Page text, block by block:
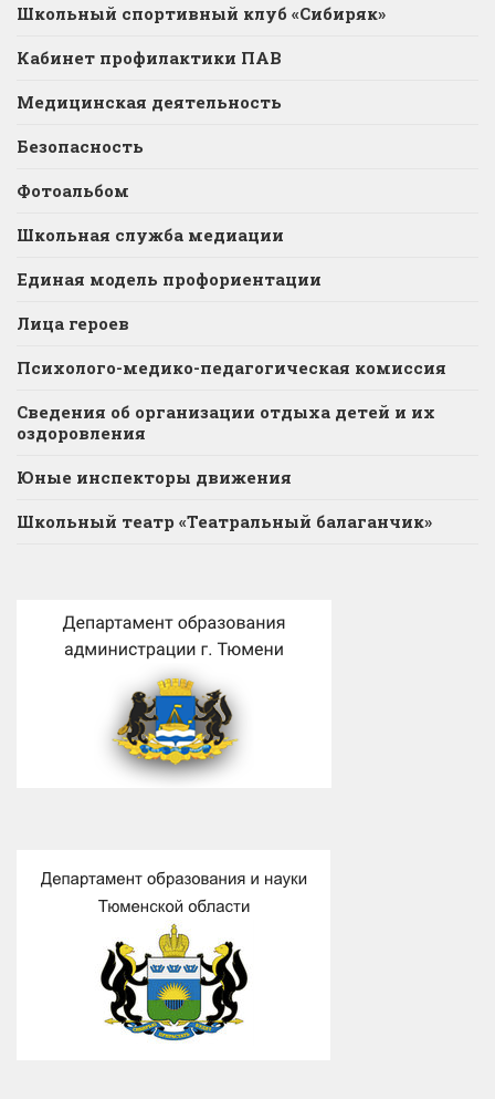
Школьный спортивный клуб «Сибиряк»
Кабинет профилактики ПАВ
Медицинская деятельность
Безопасность
Фотоальбом
Школьная служба медиации
Единая модель профориентации
Лица героев
Психолого-медико-педагогическая комиссия
Сведения об организации отдыха детей и их
оздоровления
Юные инспекторы движения
Школьный театр «Театральный балаганчик»